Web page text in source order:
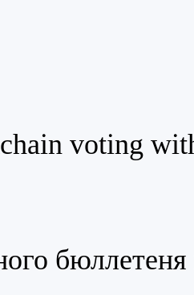
voting
бюллетеня